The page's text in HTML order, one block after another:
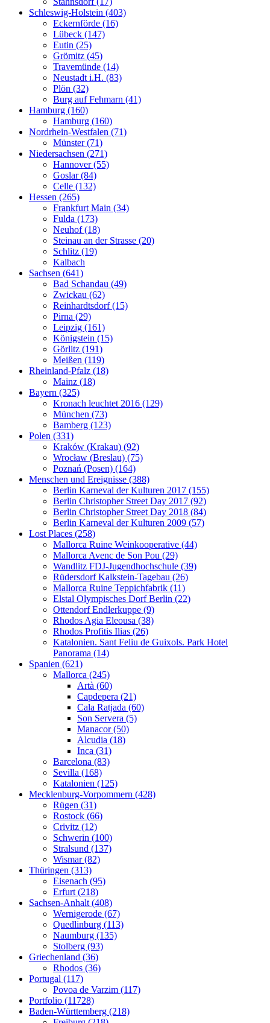
Schleswig-Holstein (403)
Eckernförde (16)
Lübeck (147)
Eutin (25)
Grömitz (45)
Travemünde (14)
Neustadt i.H. (83)
Plön (32)
Burg auf Fehmarn (41)
Hamburg (160)
Hamburg (160)
Nordrhein-Westfalen (71)
Münster (71)
Niedersachsen (271)
Hannover (55)
Goslar (84)
Celle (132)
Hessen (265)
Frankfurt Main (34)
Fulda (173)
Neuhof (18)
Steinau an der Strasse (20)
Schlitz (19)
Kalbach
Sachsen (641)
Bad Schandau (49)
Zwickau (62)
Reinhardtsdorf (15)
Pirna (29)
Leipzig (161)
Königstein (15)
Görlitz (191)
Meißen (119)
Rheinland-Pfalz (18)
Mainz (18)
Bayern (325)
Kronach leuchtet 2016 (129)
München (73)
Bamberg (123)
Polen (331)
Kraków (Krakau) (92)
Wrocław (Breslau) (75)
Poznań (Posen) (164)
Menschen und Ereignisse (388)
Berlin Karneval der Kulturen 2017 (155)
Berlin Christopher Street Day 2017 (92)
Berlin Christopher Street Day 2018 (84)
Berlin Karneval der Kulturen 2009 (57)
Lost Places (258)
Mallorca Ruine Weinkooperative (44)
Mallorca Avenc de Son Pou (29)
Wandlitz FDJ-Jugendhochschule (39)
Rüdersdorf Kalkstein-Tagebau (26)
Mallorca Ruine Teppichfabrik (11)
Elstal Olympisches Dorf Berlin (22)
Ottendorf Endlerkuppe (9)
Rhodos Agia Eleousa (38)
Rhodos Profitis Ilias (26)
Katalonien. Sant Feliu de Guixols. Park Hotel
Panorama (14)
Spanien (621)
Mallorca (245)
Artà (60)
Capdepera (21)
Cala Ratjada (60)
Son Servera (5)
Manacor (50)
Alcudia (18)
Inca (31)
Barcelona (83)
Sevilla (168)
Katalonien (125)
Mecklenburg-Vorpommern (428)
Rügen (31)
Rostock (66)
Crivitz (12)
Schwerin (100)
Stralsund (137)
Wismar (82)
Thüringen (313)
Eisenach (95)
Erfurt (218)
Sachsen-Anhalt (408)
Wernigerode (67)
Quedlinburg (113)
Naumburg (135)
Stolberg (93)
Griechenland (36)
Rhodos (36)
Portugal (117)
Povoa de Varzim (117)
Portfolio (11728)
Baden-Württemberg (218)